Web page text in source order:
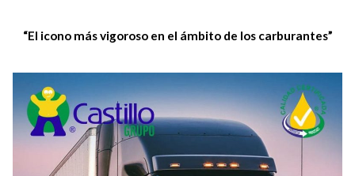
“El icono más vigoroso en el ámbito de los carburantes”